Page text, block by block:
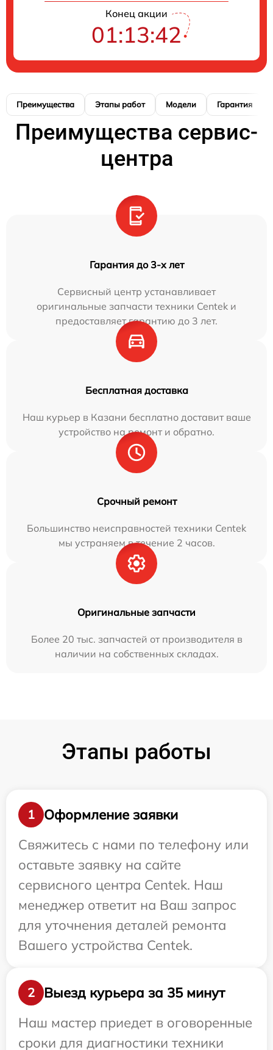
Конец акции
01:13:41
Преимущества Этапы работ Модели Гарантия
Преимущества сервис-
центра
Гарантия до 3-х лет
Сервисный центр устанавливает
оригинальные запчасти техники Centek и
предоставляет гарантию до 3 лет.
Бесплатная доставка
Наш курьер в Казани бесплатно доставит ваше
устройство на ремонт и обратно.
Срочный ремонт
Большинство неисправностей техники Centek
мы устраняем в течение 2 часов.
Оригинальные запчасти
Более 20 тыс. запчастей от производителя в
наличии на собственных складах.
Этапы работы
1
Оформление заявки
Свяжитесь с нами по телефону или
оставьте заявку на сайте
сервисного центра Centek. Наш
менеджер ответит на Ваш запрос
для уточнения деталей ремонта
Вашего устройства Centek.
2
Выезд курьера за 35 минут
Наш мастер приедет в оговоренные
сроки для диагностики техники